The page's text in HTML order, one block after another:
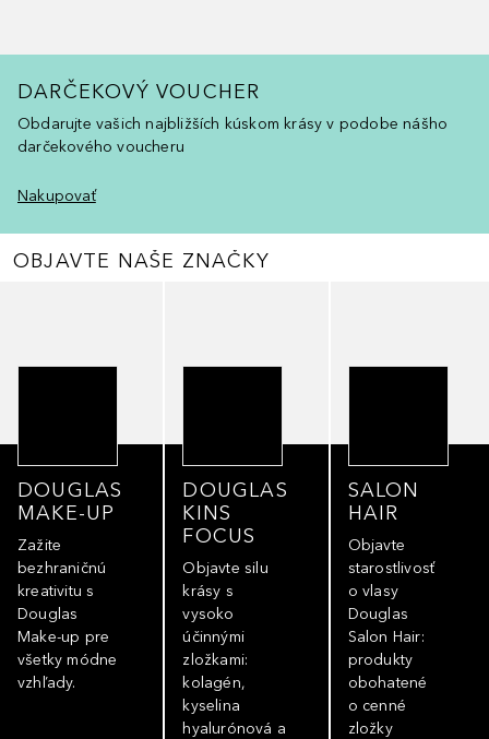
DARČEKOVÝ VOUCHER
Obdarujte vašich najbližších kúskom krásy v podobe nášho
darčekového voucheru
Nakupovať
OBJAVTE NAŠE ZNAČKY
DOUGLAS
MAKE-UP
Zažite
bezhraničnú
kreativitu s
Douglas
Make-up pre
všetky módne
vzhľady.
DOUGLAS
KINS
FOCUS
Objavte silu
krásy s
vysoko
účinnými
zložkami:
kolagén,
kyselina
hyalurónová a
SALON
HAIR
Objavte
starostlivosť
o vlasy
Douglas
Salon Hair:
produkty
obohatené
o cenné
zložky